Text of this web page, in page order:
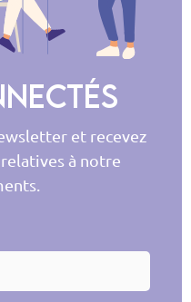
et recevez
à notre